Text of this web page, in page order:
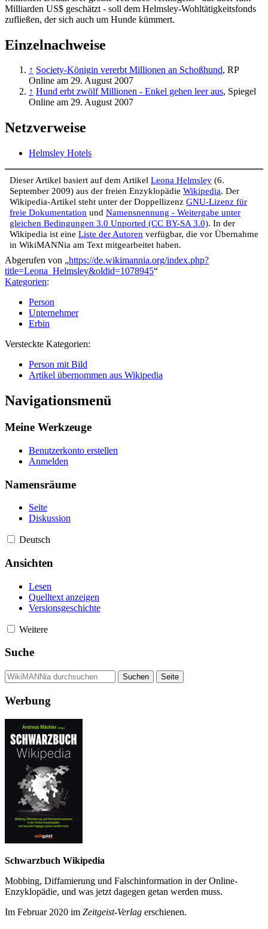
Milliarden US$ geschätzt - soll dem Helmsley-Wohltätigkeits­fonds
zufließen, der sich auch um Hunde kümmert.
Einzelnachweise
↑ Society-Königin vererbt Millionen an Schoßhund, RP
Online am 29. August 2007
↑ Hund erbt zwölf Millionen - Enkel gehen leer aus, Spiegel
Online am 29. August 2007
Netzverweise
Helmsley Hotels
Dieser Artikel basiert auf dem Artikel Leona Helmsley (6.
September 2009) aus der freien Enzyklopädie Wikipedia. Der
Wikipedia-Artikel steht unter der Doppellizenz GNU-Lizenz für
freie Dokumentation und Namensnennung - Weitergabe unter
gleichen Bedingungen 3.0 Unported (CC BY-SA 3.0). In der
Wikipedia ist eine Liste der Autoren verfügbar, die vor Übernahme
in WikiMANNia am Text mitgearbeitet haben.
Abgerufen von „https://de.wikimannia.org/index.php?
title=Leona_Helmsley&oldid=1078945“
Kategorien:
Person
Unternehmer
Erbin
Versteckte Kategorien:
Person mit Bild
Artikel übernommen aus Wikipedia
Navigationsmenü
Meine Werkzeuge
Benutzerkonto erstellen
Anmelden
Namensräume
Seite
Diskussion
Deutsch
Ansichten
Lesen
Quelltext anzeigen
Versionsgeschichte
Weitere
Suche
Werbung
Schwarzbuch Wikipedia
Mobbing, Diffamierung und Falsch­information in der Online-
Enzyklo­pädie, und was jetzt da­gegen getan werden muss.
Im Februar 2020 im Zeit­geist-Verlag erschienen.